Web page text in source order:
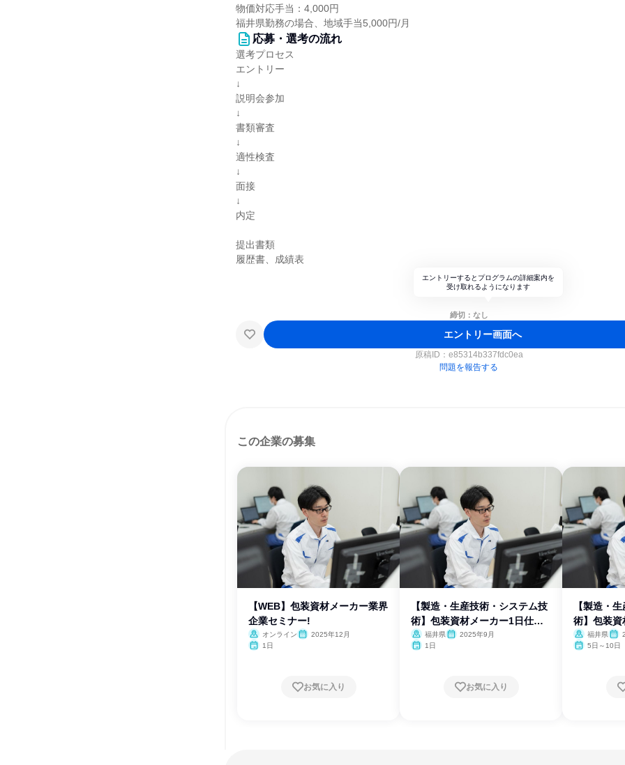
物価対応手当：4,000円
福井県勤務の場合、地域手当5,000円/月
応募・選考の流れ
選考プロセス
エントリー
↓
説明会参加
↓
書類審査
↓
適性検査
↓
面接
↓
内定
提出書類
履歴書、成績表
エントリーするとプログラムの詳細案内を
受け取れるようになります
締切：なし
エントリー画面へ
原稿ID： e85314b337fdc0ea
問題を報告する
この企業の募集
【WEB】包装資材メーカー業界
企業セミナー!
オンライン
2025年12月
1日
お気に入り
【製造・生産技術・システム技
術】包装資材メーカー1日仕事
体験福井県
2025年9月
1日
お気に入り
【製造・
術】包装
体験福井県
5日～10日